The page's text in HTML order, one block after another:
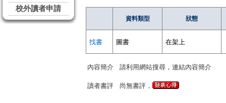
校外讀者申請
資料類型 狀態
找書 圖書 在架上
內容簡介 請利用網站搜尋，連結內容簡介
讀者書評 尚無書評，